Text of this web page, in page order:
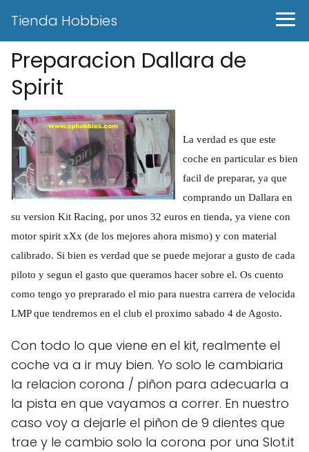
Tienda Hobbies
Preparacion Dallara de
Spirit
La verdad es que este
coche en particular es bien
facil de preparar, ya que
comprando un Dallara en
su version Kit Racing, por unos 32 euros en tienda, ya viene con
motor spirit xXx (de los mejores ahora mismo) y con material
calibrado. Si bien es verdad que se puede mejorar a gusto de cada
piloto y segun el gasto que queramos hacer sobre el. Os cuento
como tengo yo preprarado el mio para nuestra carrera de velocida
LMP que tendremos en el club el proximo sabado 4 de Agosto.
Con todo lo que viene en el kit, realmente el
coche va a ir muy bien. Yo solo le cambiaria
la relacion corona / piñon para adecuarla a
la pista en que vayamos a correr. En nuestro
caso voy a dejarle el piñon de 9 dientes que
trae y le cambio solo la corona por una Slot.it